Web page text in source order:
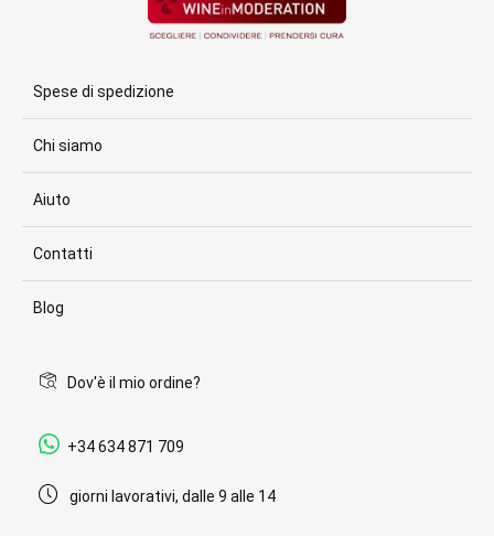
Spese di spedizione
Chi siamo
Aiuto
Contatti
Blog
Dov'è il mio ordine?
+34 634 871 709
giorni lavorativi, dalle 9 alle 14